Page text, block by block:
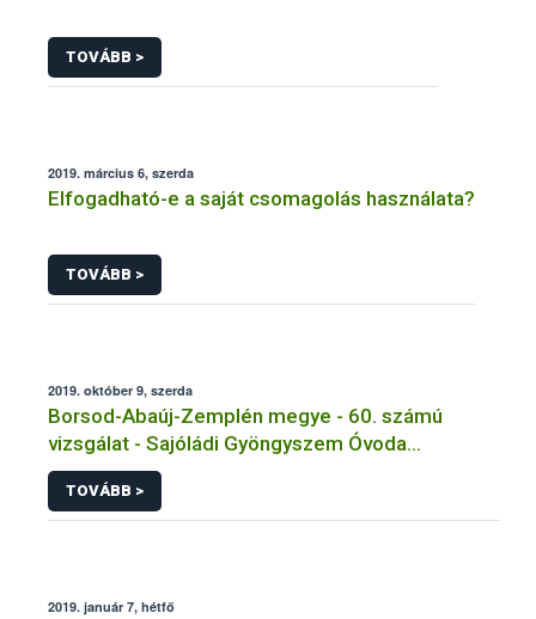
TOVÁBB >
2019. március 6, szerda
Elfogadható-e a saját csomagolás használata?
TOVÁBB >
2019. október 9, szerda
Borsod-Abaúj-Zemplén megye - 60. számú
vizsgálat - Sajóládi Gyöngyszem Óvoda
Főzőkonyha - Sajólád
TOVÁBB >
2019. január 7, hétfő